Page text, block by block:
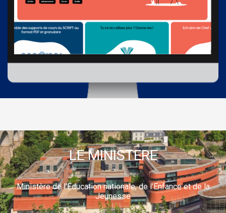
LE MINISTERE
Ministère de l'Éducation nationale, de l'Enfance et de la
Jeunesse